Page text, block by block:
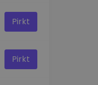
Pirkt
Pirkt